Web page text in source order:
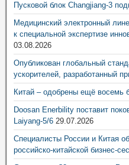
Пусковой блок Changjiang-3
Медицинский электронный
к специальной экспертизе
03.08.2026
Опубликован глобальный
ускорителей, разработанный
Китай – одобрены ещё восемь
Doosan Enerbility поставит
Laiyang-5/6 29.07.2026
Специалисты России и Китая
российско-китайской бизнес-